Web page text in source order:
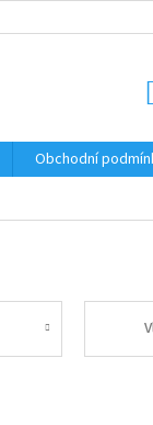
Obchodní